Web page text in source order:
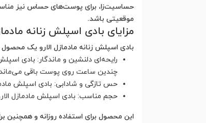
حساسیت‌زا، برای پوست‌های حساس نیز
موقعیتی باشد.
مزایای بادی اسپلش زنانه
بادی اسپلش زنانه مادمازل الارو یک
رایحه‌ای دلنشین و ماندگار: بادی
چندین ساعت روی پوست باقی
حس تازگی و شادابی: بادی اسپلش
حجم مناسب: بادی اسپلش مادمازل الارو در حجم 250 میلی‌لیتر عرضه می‌شود که برای مدت
این محصول برای استفاده روزانه و